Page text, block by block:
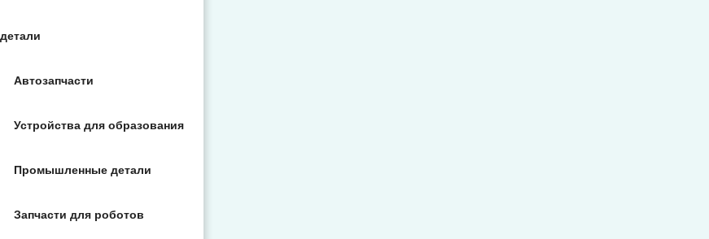
детали
Автозапчасти
Устройства для образования
Промышленные детали
Запчасти для роботов